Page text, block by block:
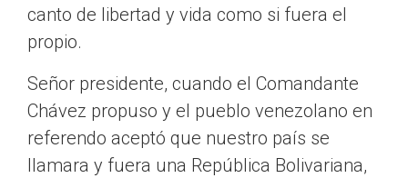
canto de libertad y vida como si fuera el
propio.
Señor presidente, cuando el Comandante
Chávez propuso y el pueblo venezolano en
referendo aceptó que nuestro país se
llamara y fuera una República Bolivariana,